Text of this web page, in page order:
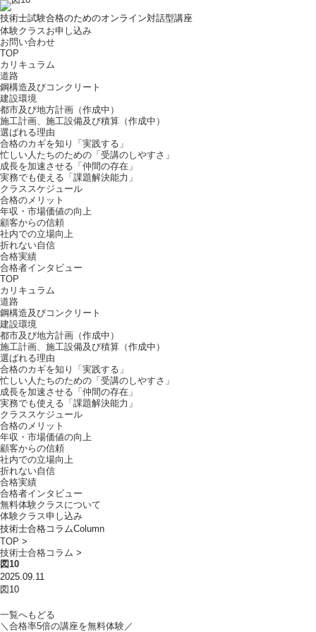
技術士試験合格のためのオンライン対話型講座
体験クラスお申し込み
お問い合わせ
TOP
カリキュラム
道路
鋼構造及びコンクリート
建設環境
都市及び地方計画（作成中）
施工計画、施工設備及び積算（作成中）
選ばれる理由
合格のカギを知り「実践する」
忙しい人たちのための「受講のしやすさ」
成長を加速させる「仲間の存在」
実務でも使える「課題解決能力」
クラススケジュール
合格のメリット
年収・市場価値の向上
顧客からの信頼
社内での立場向上
折れない自信
合格実績
合格者インタビュー
TOP
カリキュラム
道路
鋼構造及びコンクリート
建設環境
都市及び地方計画（作成中）
施工計画、施工設備及び積算（作成中）
選ばれる理由
合格のカギを知り「実践する」
忙しい人たちのための「受講のしやすさ」
成長を加速させる「仲間の存在」
実務でも使える「課題解決能力」
クラススケジュール
合格のメリット
年収・市場価値の向上
顧客からの信頼
社内での立場向上
折れない自信
合格実績
合格者インタビュー
無料体験クラスについて
体験クラス申し込み
技術士合格コラムColumn
TOP >
技術士合格コラム >
図10
2025.09.11
図10
一覧へもどる
＼合格率5倍の講座を無料体験／